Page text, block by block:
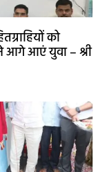
को
आगे आएं युवा – श्री